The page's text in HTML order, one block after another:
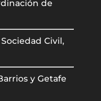
de
Civil,
y Getafe